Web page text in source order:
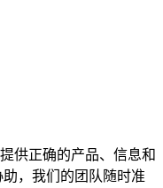
供正确的产品、信息和
，我们的团队随时准